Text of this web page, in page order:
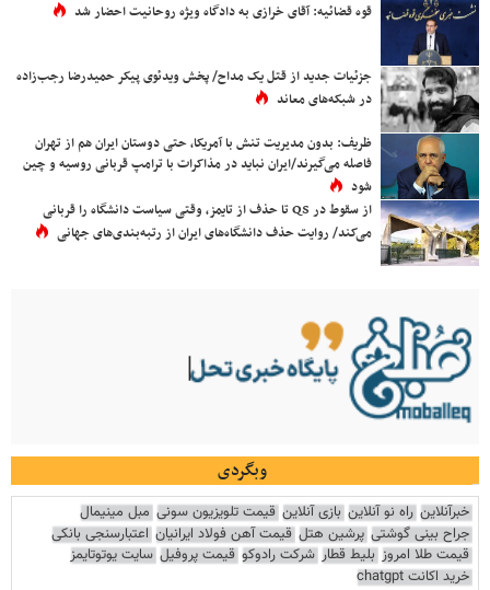
قوه قضائیه: آقای خرازی به دادگاه ویژه روحانیت احضار شد
جزئیات جدید از قتل یک مداح/ پخش ویدئوی پیکر حمیدرضا رجب‌زاده
در شبکه‌های معاند
ظریف: بدون مدیریت تنش با آمریکا، حتی دوستان ایران هم از تهران
فاصله می‌گیرند/ایران نباید در مذاکرات با ترامپ قربانی روسیه و چین
شود
از سقوط در QS تا حذف از تایمز، وقتی سیاست دانشگاه را قربانی
می‌کند/ روایت حذف دانشگاه‌های ایران از رتبه‌بندی‌های جهانی
وبگردی
خبرآنلاین راه نو آنلاین بازی آنلاین قیمت تلویزیون سونی مبل مینیمال
جراح بینی گوشتی پرشین هتل قیمت آهن فولاد ایرانیان اعتبارسنجی بانکی
قیمت طلا امروز بلیط قطار شرکت رادوکو قیمت پروفیل سایت یوتوتایمز
خرید اکانت chatgpt